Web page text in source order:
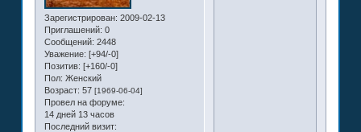
Зарегистрирован: 2009-02-13
Приглашений: 0
Сообщений: 2448
Уважение: [+94/-0]
Позитив: [+160/-0]
Пол: Женский
Возраст: 57 [1969-06-04]
Провел на форуме:
14 дней 13 часов
Последний визит: